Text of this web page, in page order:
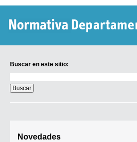
Buscar en este sitio:
en
este
sitio:
Novedades